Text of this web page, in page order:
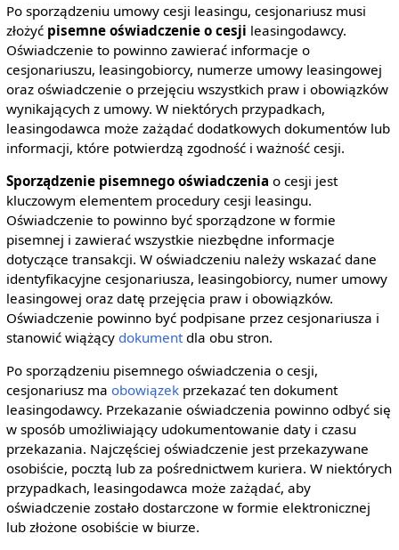
Po sporządzeniu umowy cesji leasingu, cesjonariusz musi
złożyć pisemne oświadczenie o cesji leasingodawcy.
Oświadczenie to powinno zawierać informacje o
cesjonariuszu, leasingobiorcy, numerze umowy leasingowej
oraz oświadczenie o przejęciu wszystkich praw i obowiązków
wynikających z umowy. W niektórych przypadkach,
leasingodawca może zażądać dodatkowych dokumentów lub
informacji, które potwierdzą zgodność i ważność cesji.
Sporządzenie pisemnego oświadczenia o cesji jest
kluczowym elementem procedury cesji leasingu.
Oświadczenie to powinno być sporządzone w formie
pisemnej i zawierać wszystkie niezbędne informacje
dotyczące transakcji. W oświadczeniu należy wskazać dane
identyfikacyjne cesjonariusza, leasingobiorcy, numer umowy
leasingowej oraz datę przejęcia praw i obowiązków.
Oświadczenie powinno być podpisane przez cesjonariusza i
stanowić wiążący dokumentdla obu stron.
Po sporządzeniu pisemnego oświadczenia o cesji,
cesjonariusz ma obowiązekprzekazać ten dokument
leasingodawcy. Przekazanie oświadczenia powinno odbyć się
w sposób umożliwiający udokumentowanie daty i czasu
przekazania. Najczęściej oświadczenie jest przekazywane
osobiście, pocztą lub za pośrednictwem kuriera. W niektórych
przypadkach, leasingodawca może zażądać, aby
oświadczenie zostało dostarczone w formie elektronicznej
lub złożone osobiście w biurze.